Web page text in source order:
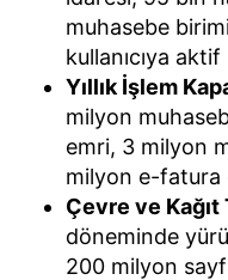
muhasebe
kullanıcıya
Yıllık İşlem
milyon
emri, 3 milyon
milyon e-fatura
Çevre ve Kağıt
döneminde
200 milyon